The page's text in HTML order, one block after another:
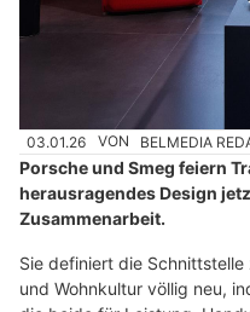
03.01.26 VON BELMEDIA
Porsche und Smeg feiern
herausragendes Design
Zusammenarbeit.
Sie definiert die
und Wohnkultur völlig neu,